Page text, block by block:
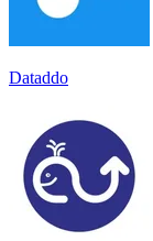
Dataddo